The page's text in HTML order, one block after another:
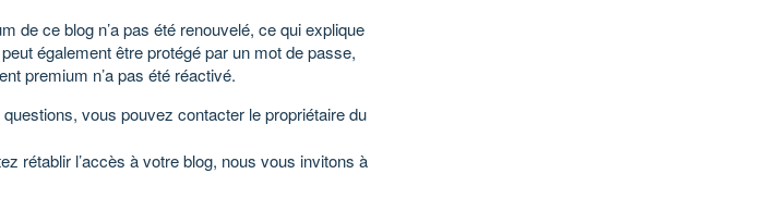
de ce blog n’a pas été renouvelé, ce qui explique
également être protégé par un mot de passe,
premium n’a pas été réactivé.
vous pouvez contacter le propriétaire du
rétablir l’accès à votre blog, nous vous invitons à